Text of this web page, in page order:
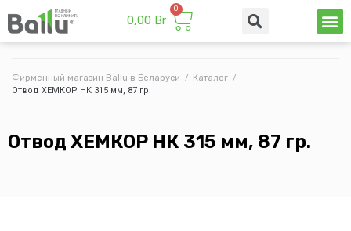
0,00 Br
Фирменный магазин Ballu в Беларуси / Каталог /
Отвод ХЕМКОР НК 315 мм, 87 гр.
Отвод ХЕМКОР НК 315 мм, 87 гр.